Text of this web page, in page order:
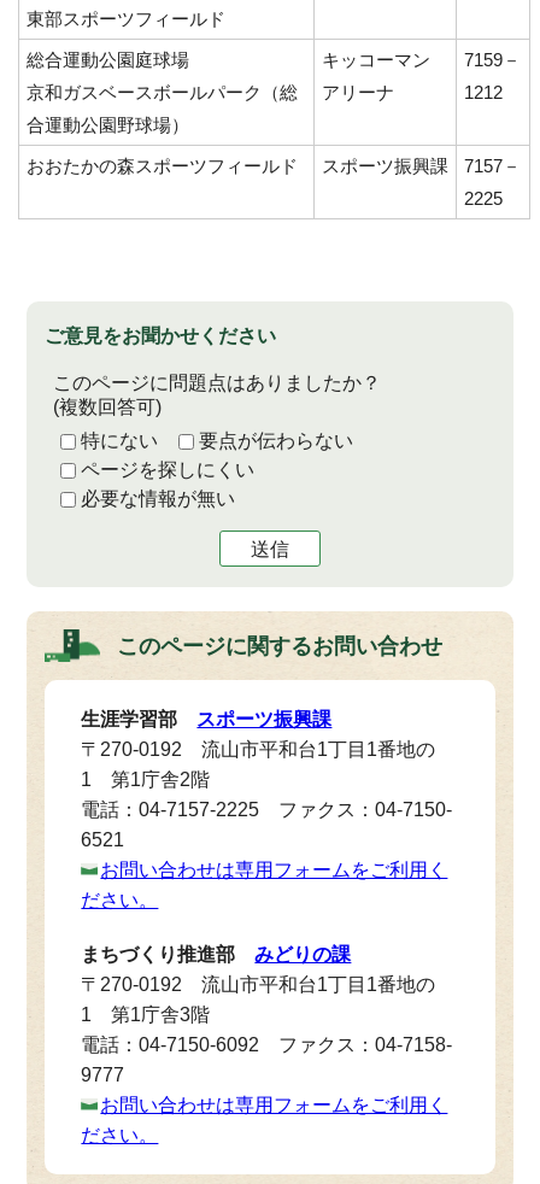
東部スポーツフィールド
総合運動公園庭球場
京和ガスベースボールパーク（総
合運動公園野球場）
キッコーマン
アリーナ
7159－
1212
おおたかの森スポーツフィールド スポーツ振興課
7157－
2225
ご意見をお聞かせください
このページに問題点はありましたか？
(複数回答可)
特にない
要点が伝わらない
ページを探しにくい
必要な情報が無い
送信
このページに関するお問い合わせ
生涯学習部 スポーツ振興課
〒270-0192 流山市平和台1丁目1番地の
1 第1庁舎2階
電話：04-7157-2225 ファクス：04-7150-
6521
お問い合わせは専用フォームをご利用く
ださい。
まちづくり推進部みどりの課
〒270-0192 流山市平和台1丁目1番地の
1 第1庁舎3階
電話：04-7150-6092 ファクス：04-7158-
9777
お問い合わせは専用フォームをご利用く
ださい。